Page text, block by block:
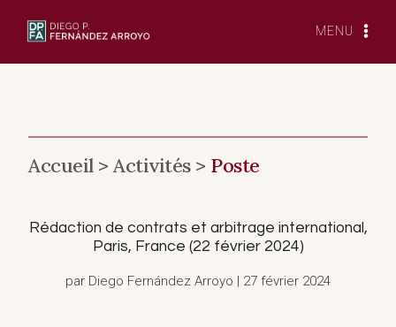
MENU
Accueil >Activités > Poste
Rédaction de contrats et arbitrage international,
Paris, France (22 février 2024)
par Diego Fernández Arroyo | 27 février 2024